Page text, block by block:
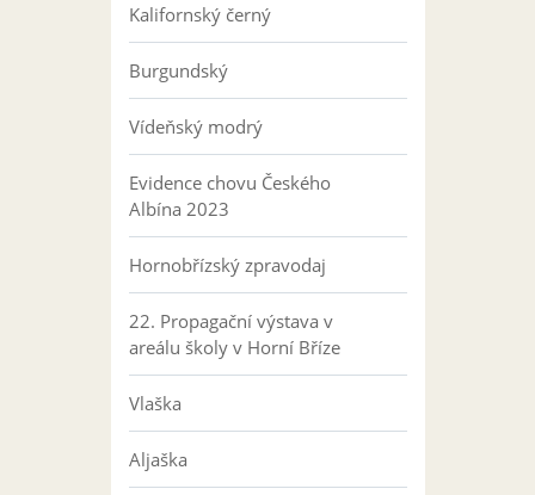
Kalifornský černý
Burgundský
Vídeňský modrý
Evidence chovu Českého
Albína 2023
Hornobřízský zpravodaj
22. Propagační výstava v
areálu školy v Horní Bříze
Vlaška
Aljaška